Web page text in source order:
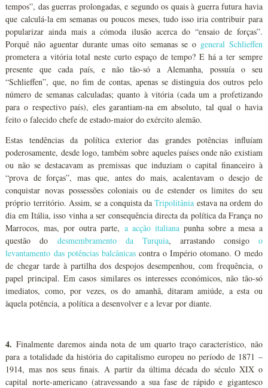
tempos”, das guerras prolongadas, e segundo os quais à guerra futura havia
que calculá-la em semanas ou poucos meses, tudo isso iria contribuir para
popularizar ainda mais a cómoda ilusão acerca do “ensaio de forças”.
Porquê não aguentar durante umas oito semanas se o general Schlieffen
prometera a vitória total neste curto espaço de tempo? E há a ter sempre
presente que cada país, e não tão-só a Alemanha, possuía o seu
“Schlieffen”, que, no fim de contas, apenas se distinguia dos outros pelo
número de semanas calculadas; quanto à vitória (cada um a profetizando
para o respectivo país), eles garantiam-na em absoluto, tal qual o havia
feito o falecido chefe de estado-maior do exército alemão.
Estas tendências da política exterior das grandes potências influíam
poderosamente, desde logo, também sobre aqueles países onde não existiam
ou não se destacavam as premissas que induziam o capital financeiro à
“prova de forças”, mas que, antes do mais, acalentavam o desejo de
conquistar novas possessões coloniais ou de estender os limites do seu
próprio território. Assim, se a conquista daTripolitânia estava na ordem do
dia em Itália, isso vinha a ser consequência directa da política da França no
Marrocos, mas, por outra parte, a acção italianapunha sobre a mesa a
questão do desmembramento da Turquia, arrastando consigo o
levantamento das potências balcânicascontra o Império otomano. O medo
de chegar tarde à partilha dos despojos desempenhou, com frequência, o
papel principal. Em casos similares os interesses económicos, não tão-só
imediatos, como, por vezes, os do amanhã, ditaram amiúde, a esta ou
àquela potência, a política a desenvolver e a levar por diante.
4. Finalmente daremos ainda nota de um quarto traço característico, não
para a totalidade da história do capitalismo europeu no período de 1871 –
1914, mas nos seus finais. A partir da última década do século XIX o
capital norte-americano (atravessando a sua fase de rápido e gigantesco